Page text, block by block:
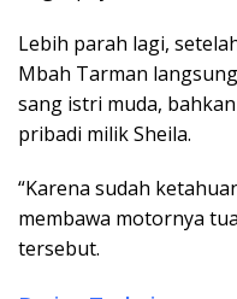
Lebih parah lagi,
Mbah Tarman
sang istri muda,
pribadi milik Sheila.
“Karena sudah
membawa motornya
tersebut.